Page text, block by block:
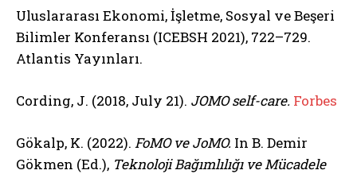
Uluslararası Ekonomi, İşletme, Sosyal ve Beşeri
Bilimler Konferansı (ICEBSH 2021), 722–729.
Atlantis Yayınları.
Cording, J. (2018, July 21). JOMO self-care. Forbes
Gökalp, K. (2022). FoMO ve JoMO. In B. Demir
Gökmen (Ed.), Teknoloji Bağımlılığı ve Mücadele